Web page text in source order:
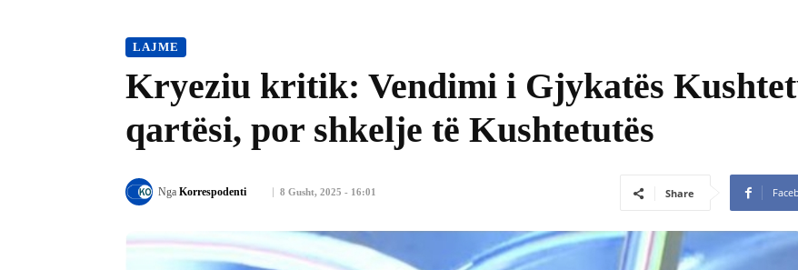
LAJME
Kryeziu kritik: Vendimi i Gjykatës
qartësi, por shkelje të Kushtetutës
8 Gusht, 2025 - 16:01
Nga Korrespodenti Share